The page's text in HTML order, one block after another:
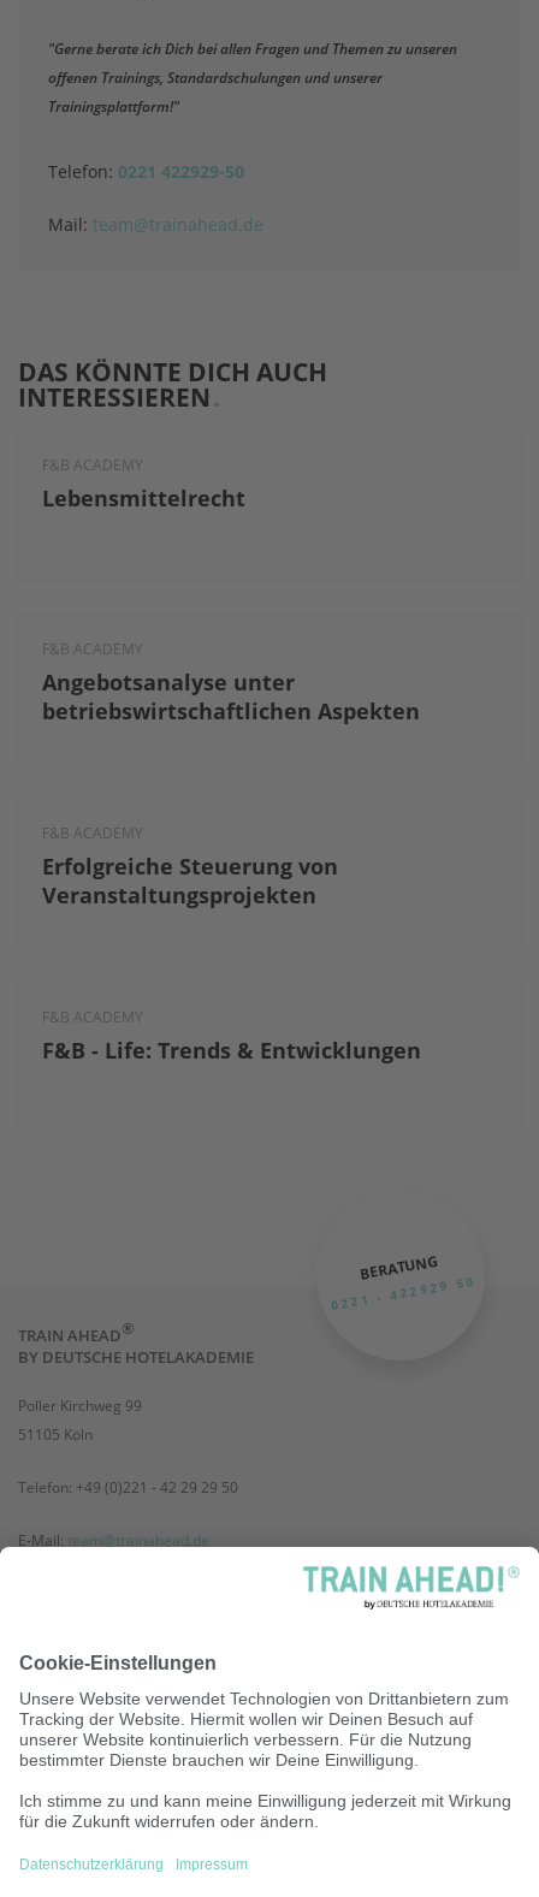
Gerne berate ich Dich bei allen Fragen und Themen zu unseren
offenen Trainings, Standardschulungen und unserer
Trainingsplattform!
Telefon: 0221 422929-50
Mail: team@trainahead.de
DAS KÖNNTE DICH AUCH
INTERESSIEREN
F&B ACADEMY
Lebensmittelrecht
F&B ACADEMY
Angebotsanalyse unter
betriebswirtschaftlichen Aspekten
F&B ACADEMY
Erfolgreiche Steuerung von
Veranstaltungsprojekten
F&B ACADEMY
F&B - Life: Trends & Entwicklungen
BERATUNG
0221 - 422929 50
TRAIN AHEAD®
BY DEUTSCHE HOTELAKADEMIE
Poller Kirchweg 99
51105 Köln
Telefon: +49 (0)221 - 42 29 29 50
E-Mail: team@trainahead.de
AGB
Datenschutz
Datenschutzeinstellungen
Aufbewahrungs- und Speicherrichtlinie
Zahlungsmethoden
Disclaimer
Barrierefreiheit